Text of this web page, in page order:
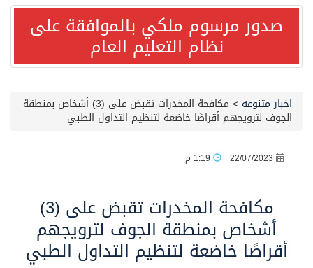
مصدر مسؤول بالهيئة العامة للنقل: استهداف السفينة السعودية NCC MASA خلال إبحارها في البحر الأحمر نتج عنه إصابة طفيفة في بدنها
مصدر مسؤول بالهيئة العامة للنقل: سلامة جميع أفراد طاقم سفينة (ENCELIA) وتم اتخاذ الإجراءات اللازمة لتأمينها
صدور مرسوم ملكي بالموافقة على
نظام التعليم العام
اخبار متنوعه > مكافحة المخدرات تقبض على (3) أشخاص بمنطقة
الجوف لترويجهم أقراصًا خاضعة لتنظيم التداول الطبي
22/07/2023
مكافحة المخدرات تقبض على (3)
أشخاص بمنطقة الجوف لترويجهم
أقراصًا خاضعة لتنظيم التداول الطبي